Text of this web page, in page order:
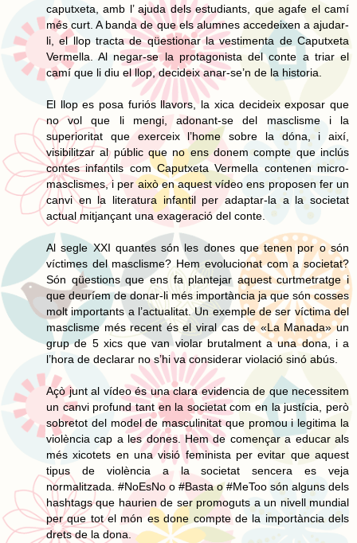
caputxeta, amb l’ ajuda dels estudiants, que agafe el camí
més curt. A banda de que els alumnes accedeixen a ajudar-
li, el llop tracta de qüestionar la vestimenta de Caputxeta
Vermella. Al negar-se la protagonista del conte a triar el
camí que li diu el llop, decideix anar-se’n de la historia.
El llop es posa furiós llavors, la xica decideix exposar que
no vol que li mengi, adonant-se del masclisme i la
superioritat que exerceix l’home sobre la dóna, i així,
visibilitzar al públic que no ens donem compte que inclús
contes infantils com Caputxeta Vermella contenen micro-
masclismes, i per això en aquest vídeo ens proposen fer un
canvi en la literatura infantil per adaptar-la a la societat
actual mitjançant una exageració del conte.
Al segle XXI quantes són les dones que tenen por o són
víctimes del masclisme? Hem evolucionat com a societat?
Són qüestions que ens fa plantejar aquest curtmetratge i
que deuríem de donar-li més importància ja que són cosses
molt importants a l’actualitat. Un exemple de ser víctima del
masclisme més recent és el viral cas de «La Manada» un
grup de 5 xics que van violar brutalment a una dona, i a
l’hora de declarar no s’hi va considerar violació sinó abús.
Açò junt al vídeo és una clara evidencia de que necessitem
un canvi profund tant en la societat com en la justícia, però
sobretot del model de masculinitat que promou i legitima la
violència cap a les dones. Hem de començar a educar als
més xicotets en una visió feminista per evitar que aquest
tipus de violència a la societat sencera es veja
normalitzada. #NoEsNo o #Basta o #MeToo són alguns dels
hashtags que haurien de ser promoguts a un nivell mundial
per que tot el món es done compte de la importància dels
drets de la dona.